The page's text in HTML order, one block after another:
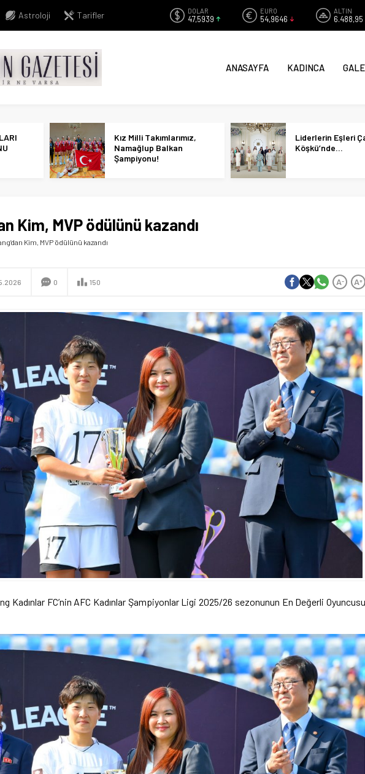
Astroloji Tarifler DOLAR
47,5939
EURO
54,9646
ALTIN
6.488,95
ANASAYFA KADINCA
Kız Milli Takımlarımız,
Namağlup Balkan
Şampiyonu!
Liderlerin Eşleri
Köşkü’nde…
Kim, MVP ödülünü kazandı
Kim, MVP ödülünü kazandı
0 150 A+
A-
Kadınlar FC’nin AFC Kadınlar Şampiyonlar Ligi 2025/26 sezonunun En Değerli Oyuncusu